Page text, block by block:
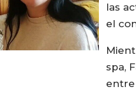
las
el
spa,